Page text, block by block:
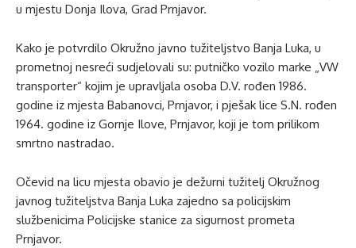
u mjestu Donja Ilova, Grad Prnjavor.
Kako je potvrdilo Okružno javno tužiteljstvo Banja Luka, u
prometnoj nesreći sudjelovali su: putničko vozilo marke „VW
transporter“ kojim je upravljala osoba D.V. rođen 1986.
godine iz mjesta Babanovci, Prnjavor, i pješak lice S.N. rođen
1964. godine iz Gornje Ilove, Prnjavor, koji je tom prilikom
smrtno nastradao.
Očevid na licu mjesta obavio je dežurni tužitelj Okružnog
javnog tužiteljstva Banja Luka zajedno sa policijskim
službenicima Policijske stanice za sigurnost prometa
Prnjavor.